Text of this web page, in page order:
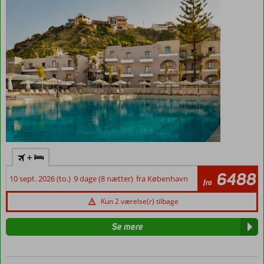
bjerge
og
havet
+
10 sept. 2026 (to.) 9 dage (8 nætter) fra København fra 6488
Kun 2 værelse(r) tilbage
Se mere